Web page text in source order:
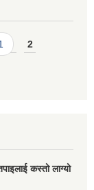
2
कस्तो लाग्यो